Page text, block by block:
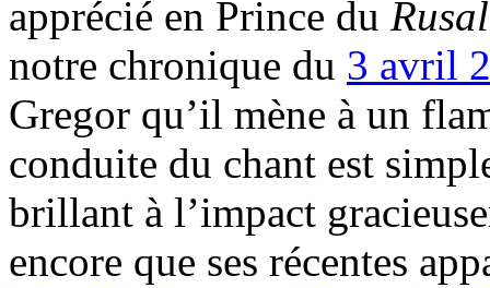
apprécié en Prince du
notre chronique du 3 avril
Gregor qu’il mène à un
conduite du chant est
brillant à l’impact
encore que ses récentes